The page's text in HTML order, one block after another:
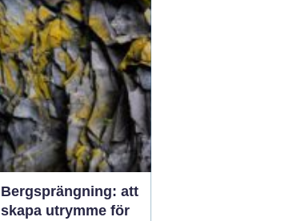
satsningar som lönat sig
och var riskerna finns...
Bergsprängning: att
skapa utrymme för